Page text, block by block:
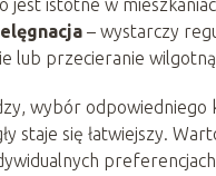
jest istotne w
– wystarczy
lub przecieranie
wybór odpowiedniego
staje się łatwiejszy.